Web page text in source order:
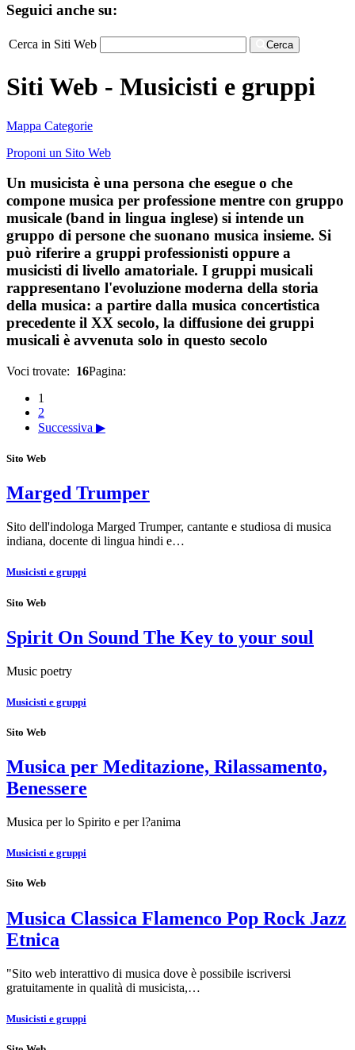
Seguici anche su:
Cerca in Siti Web Cerca
Siti Web - Musicisti e gruppi
Mappa Categorie
Proponi un Sito Web
Un musicista è una persona che esegue o che
compone musica per professione mentre con gruppo
musicale (band in lingua inglese) si intende un
gruppo di persone che suonano musica insieme. Si
può riferire a gruppi professionisti oppure a
musicisti di livello amatoriale. I gruppi musicali
rappresentano l'evoluzione moderna della storia
della musica: a partire dalla musica concertistica
precedente il XX secolo, la diffusione dei gruppi
musicali è avvenuta solo in questo secolo
Voci trovate: 16Pagina:
1
2
Successiva ▶
Sito Web
Marged Trumper
Sito dell'indologa Marged Trumper, cantante e studiosa di musica
indiana, docente di lingua hindi e…
Musicisti e gruppi
Sito Web
Spirit On Sound The Key to your soul
Music poetry
Musicisti e gruppi
Sito Web
Musica per Meditazione, Rilassamento,
Benessere
Musica per lo Spirito e per l?anima
Musicisti e gruppi
Sito Web
Musica Classica Flamenco Pop Rock Jazz
Etnica
"Sito web interattivo di musica dove è possibile iscriversi
gratuitamente in qualità di musicista,…
Musicisti e gruppi